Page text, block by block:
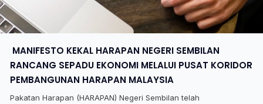
​ MANIFESTO KEKAL HARAPAN NEGERI SEMBILAN
RANCANG SEPADU EKONOMI MELALUI PUSAT KORIDOR
PEMBANGUNAN HARAPAN MALAYSIA
Pakatan Harapan (HARAPAN) Negeri Sembilan telah